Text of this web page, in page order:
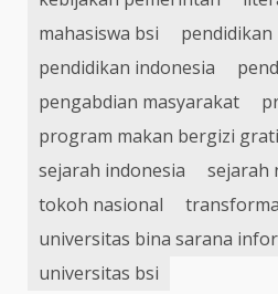
mahasiswa bsi
pendidikan
pendidikan indonesia
pengabdian masyarakat
program makan bergizi
sejarah indonesia
sejarah
tokoh nasional
universitas bina sarana
universitas bsi